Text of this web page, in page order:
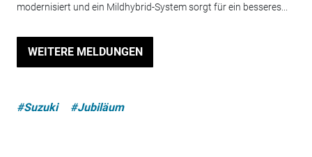
modernisiert und ein Mildhybrid-System sorgt für ein besseres...
WEITERE MELDUNGEN
#Suzuki #Jubiläum